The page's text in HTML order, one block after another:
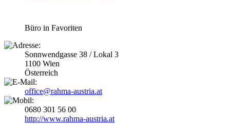
Büro in Favoriten
Sonnwendgasse 38 / Lokal 3
1100 Wien
Österreich
office@rahma-austria.at
0680 301 56 00
http://www.rahma-austria.at